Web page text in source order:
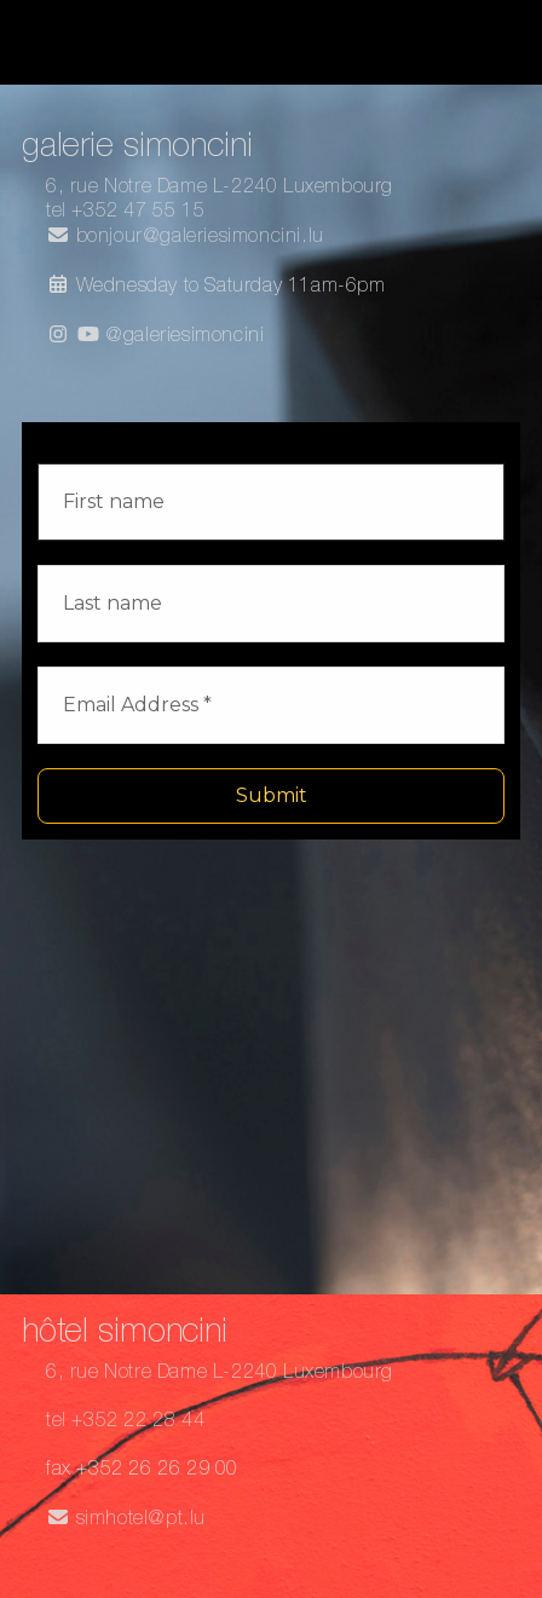
galerie simoncini
6, rue Notre Dame L-2240 Luxembourg
tel +352 47 55 15
bonjour@galeriesimoncini.lu
Wednesday to Saturday 11am-6pm
@galeriesimoncini
hôtel simoncini
6, rue Notre Dame L-2240 Luxembourg
tel +352 22 28 44
fax +352 26 26 29 00
simhotel@pt.lu